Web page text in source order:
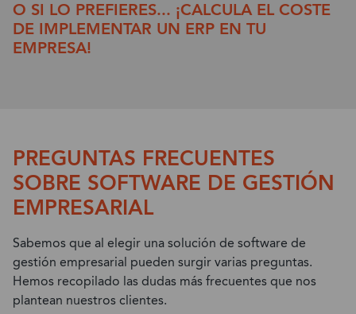
O SI LO PREFIERES... ¡CALCULA EL COSTE
DE IMPLEMENTAR UN ERP EN TU
EMPRESA!
PREGUNTAS FRECUENTES
SOBRE SOFTWARE DE GESTIÓN
EMPRESARIAL
Sabemos que al elegir una solución de software de
gestión empresarial pueden surgir varias preguntas.
Hemos recopilado las dudas más frecuentes que nos
plantean nuestros clientes.